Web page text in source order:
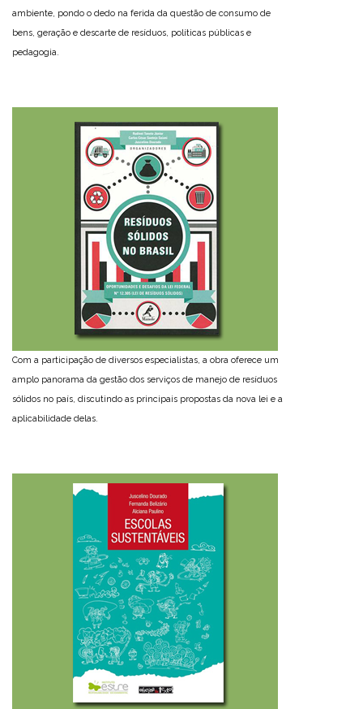
ambiente, pondo o dedo na ferida da questão de consumo de
bens, geração e descarte de resíduos, políticas públicas e
pedagogia.
Com a participação de diversos especialistas, a obra oferece um
amplo panorama da gestão dos serviços de manejo de resíduos
sólidos no país, discutindo as principais propostas da nova lei e a
aplicabilidade delas.